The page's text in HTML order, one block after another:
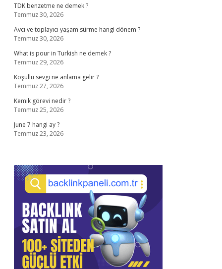
TDK benzetme ne demek ?
Temmuz 30, 2026
Avcı ve toplayıcı yaşam sürme hangi dönem ?
Temmuz 30, 2026
What is pour in Turkish ne demek ?
Temmuz 29, 2026
Koşullu sevgi ne anlama gelir ?
Temmuz 27, 2026
Kemik görevi nedir ?
Temmuz 25, 2026
June 7 hangi ay ?
Temmuz 23, 2026